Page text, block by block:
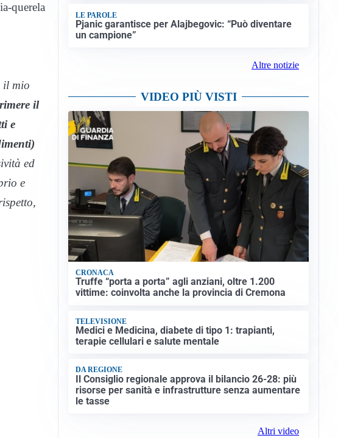
querela
il mio
il
e
ed
e
LE PAROLE
Pjanic garantisce per Alajbegovic: “Può diventare
un campione”
Altre notizie
VIDEO PIÙ VISTI
CRONACA
Truffe “porta a porta” agli anziani, oltre 1.200
vittime: coinvolta anche la provincia di Cremona
TELEVISIONE
Medici e Medicina, diabete di tipo 1: trapianti,
terapie cellulari e salute mentale
DA REGIONE
Il Consiglio regionale approva il bilancio 26-28: più
risorse per sanità e infrastrutture senza aumentare
le tasse
Altri video